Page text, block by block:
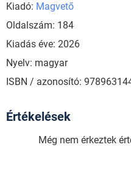
Kiadó: Magvető
Oldalszám: 184
Kiadás éve: 2026
Nyelv: magyar
ISBN / azonosító:
Értékelések
Még nem érkeztek